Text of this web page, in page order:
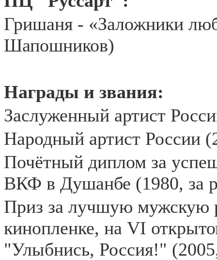
Гришаня - «Заложники
Шапошников)
Награды и звания:
Заслуженный артист
Народный артист России
Почётный диплом за
ВКФ в Душанбе (1980, за
Приз за лучшую мужскую
кинопленке, на VI
"Улыбнись, Россия!"